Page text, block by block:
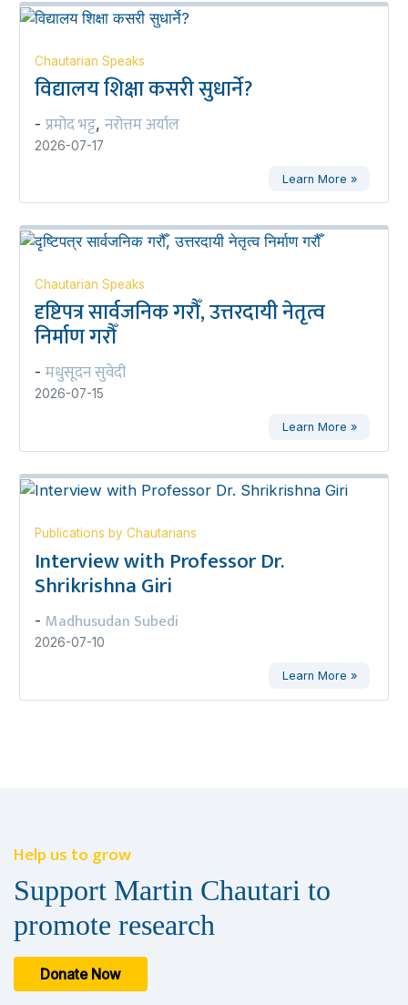
Chautarian Speaks
विद्यालय शिक्षा कसरी सुधार्ने?
- प्रमोद भट्ट, नरोत्तम अर्याल
2026-07-17
Learn More »
Chautarian Speaks
दृष्टिपत्र सार्वजनिक गरौँ, उत्तरदायी नेतृत्व
निर्माण गरौँ
- मधुसूदन सुवेदी
2026-07-15
Learn More »
Publications by Chautarians
Interview with Professor Dr.
Shrikrishna Giri
- Madhusudan Subedi
2026-07-10
Learn More »
Help us to grow
Support Martin Chautari to
promote research
Donate Now